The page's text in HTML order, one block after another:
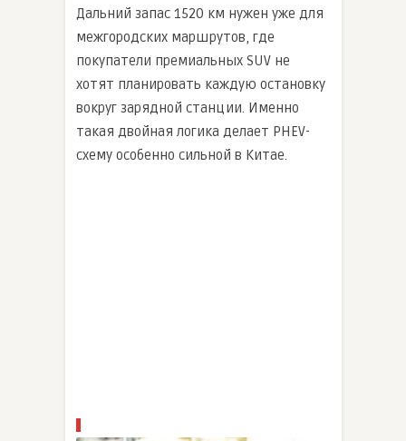
Дальний запас 1520 км нужен уже для
межгородских маршрутов, где
покупатели премиальных SUV не
хотят планировать каждую остановку
вокруг зарядной станции. Именно
такая двойная логика делает PHEV-
схему особенно сильной в Китае.